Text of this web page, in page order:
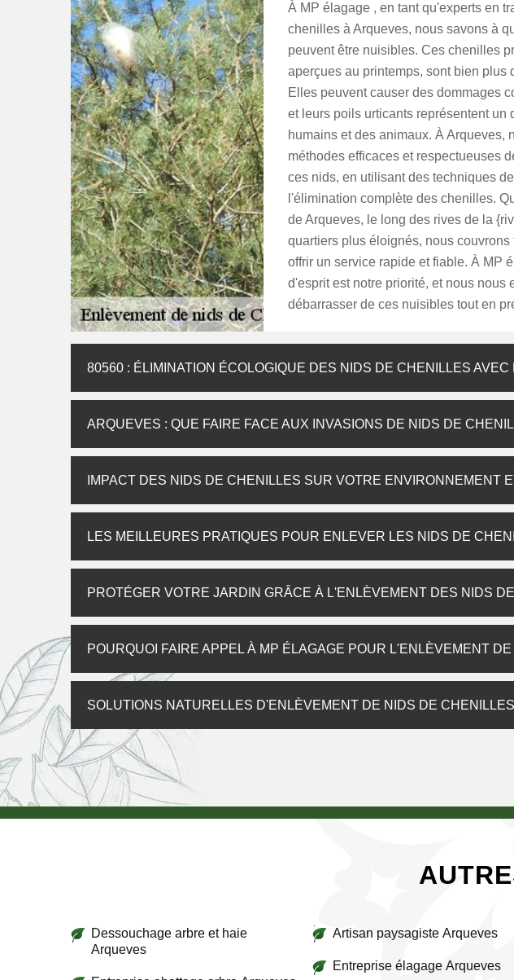
À MP élagage , en tant qu'experts en
chenilles à Arqueves, nous savons à
peuvent être nuisibles. Ces chenilles
aperçues au printemps, sont bien plus
Elles peuvent causer des dommages
et leurs poils urticants représentent un
humains et des animaux. À Arqueves,
méthodes efficaces et respectueuses
ces nids, en utilisant des techniques
l'élimination complète des chenilles.
de Arqueves, le long des rives de la
quartiers plus éloignés, nous
offrir un service rapide et fiable. À MP
d'esprit est notre priorité, et nous nous
débarrasser de ces nuisibles tout en
80560 : ÉLIMINATION ÉCOLOGIQUE DES NIDS DE CHENILLES AVEC
ARQUEVES : QUE FAIRE FACE AUX INVASIONS DE NIDS DE
IMPACT DES NIDS DE CHENILLES SUR VOTRE ENVIRONNEMENT
LES MEILLEURES PRATIQUES POUR ENLEVER LES NIDS DE
PROTÉGER VOTRE JARDIN GRÂCE À L'ENLÈVEMENT DES NIDS
POURQUOI FAIRE APPEL À MP ÉLAGAGE POUR L'ENLÈVEMENT
SOLUTIONS NATURELLES D'ENLÈVEMENT DE NIDS DE
Dessouchage arbre et haie
Arqueves
Artisan paysagiste Arqueves
Entreprise élagage Arqueves